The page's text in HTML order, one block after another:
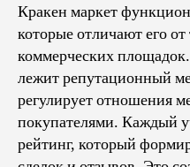
Кракен маркет
которые отличают его
коммерческих
лежит репутационный
регулирует отношения
покупателями. Каждый
рейтинг, который